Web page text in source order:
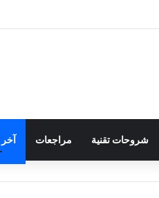
شروحات تقنية مراجعات آخر